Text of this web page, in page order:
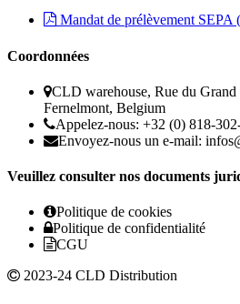
Mandat de prélèvement SEPA
Coordonnées
CLD warehouse, Rue du Grand
Fernelmont, Belgium
Appelez-nous: +32 (0) 818-
Envoyez-nous un e-mail:
Veuillez consulter nos documents
Politique de cookies
Politique de confidentialité
CGU
2023-24 CLD Distribution